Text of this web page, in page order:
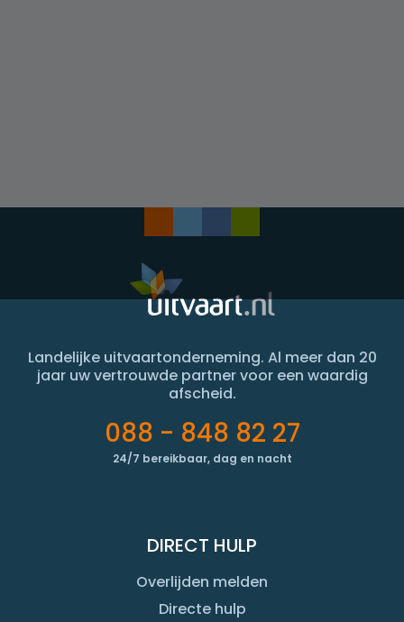
Landelijke uitvaartonderneming. Al meer dan 20
jaar uw vertrouwde partner voor een waardig
afscheid.
088 - 848 82 27
24/7 bereikbaar, dag en nacht
DIRECT HULP
Overlijden melden
Directe hulp